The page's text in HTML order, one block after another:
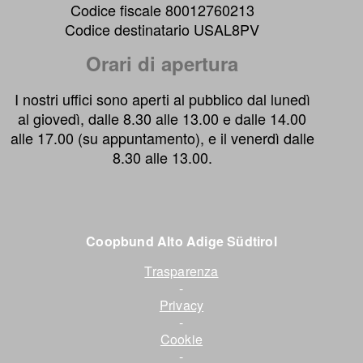
Codice fiscale 80012760213
Codice destinatario USAL8PV
Orari di apertura
I nostri uffici sono aperti al pubblico dal lunedì
al giovedì, dalle 8.30 alle 13.00 e dalle 14.00
alle 17.00 (su appuntamento), e il venerdì dalle
8.30 alle 13.00.
Coopbund Alto Adige Südtirol
Trasparenza
-
Privacy
-
Cookie
-